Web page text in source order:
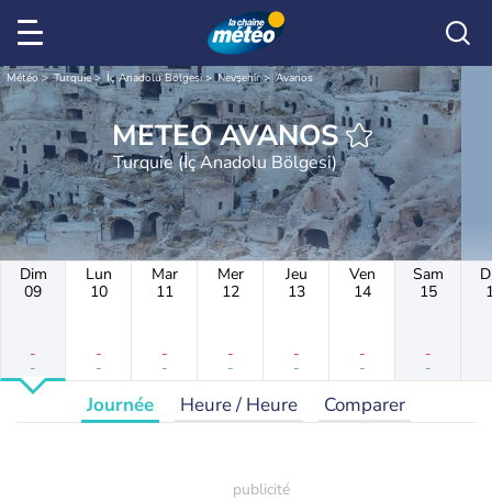
Météo Turquie İç Anadolu Bölgesi Nevşehir Avanos
METEO AVANOS
Turquie (İç Anadolu Bölgesi)
Dim
09
-
-
Lun
10
-
-
Mar
11
-
-
Mer
12
-
-
Jeu
13
-
-
Ven
14
-
-
Sam
15
-
-
Journée Heure / Heure Comparer